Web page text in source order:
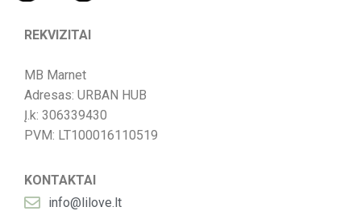
REKVIZITAI
MB Marnet
Adresas: URBAN HUB
Į.k: 306339430
PVM: LT100016110519
KONTAKTAI
info@lilove.lt